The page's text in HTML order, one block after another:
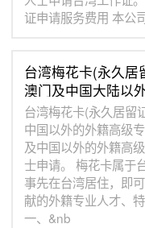
证申请服务费用 本公
台湾梅花卡(永久居
澳门及中国大陆以
台湾梅花卡(永久居留
中国以外的外籍高级
及中国以外的外籍高
士申请。 梅花卡属于
事先在台湾居住，即
献的外籍专业人才、
一、&nb